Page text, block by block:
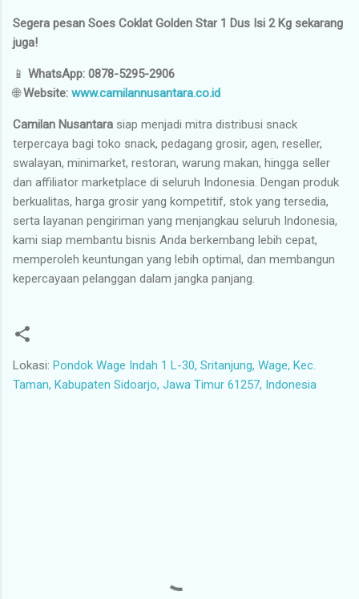
Segera pesan Soes Coklat Golden Star 1 Dus Isi 2 Kg sekarang
juga!
📱 WhatsApp: 0878-5295-2906
🌐Website: www.camilannusantara.co.id
Camilan Nusantara siap menjadi mitra distribusi snack
terpercaya bagi toko snack, pedagang grosir, agen, reseller,
swalayan, minimarket, restoran, warung makan, hingga seller
dan affiliator marketplace di seluruh Indonesia. Dengan produk
berkualitas, harga grosir yang kompetitif, stok yang tersedia,
serta layanan pengiriman yang menjangkau seluruh Indonesia,
kami siap membantu bisnis Anda berkembang lebih cepat,
memperoleh keuntungan yang lebih optimal, dan membangun
kepercayaan pelanggan dalam jangka panjang.
Lokasi: Pondok Wage Indah 1 L-30, Sritanjung, Wage, Kec.
Taman, Kabupaten Sidoarjo, Jawa Timur 61257, Indonesia